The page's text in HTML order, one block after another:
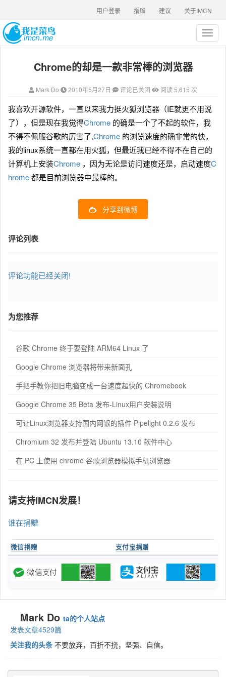
关于IMCN
建议
捐赠
用户登录
T
o
a
v
i
g
a
t
i
Chrome的却是一款非常棒的浏览器
Mark Do 2010年5月27日 评论已关闭 阅读 5,615 次
我喜欢开源软件，一直以来我力挺火狐浏览器（IE就更不用说
了），但是现在我觉得Chrome 的确是一个了不起的软件，我
不得不佩服谷歌的厉害了,Chrome 的浏览速度的确非常的快，
我的linux系统一直都在用火狐，但最近我已经不得不在自己的
计算机上安装Chrome ，因为无论是访问速度还是，启动速度C
hrome都是目前浏览器中最棒的。
分享到微博
评论列表
评论功能已经关闭!
为您推荐
谷歌 Chrome 终于要登陆 ARM64 Linux 了
Google Chrome 浏览器将带来新面孔
手把手教你把旧电脑变成一台速度超快的 Chromebook
Google Chrome 35 Beta 发布-Linux用户安装说明
可让Linux浏览器支持国内网银的插件 Pipelight 0.2.6 发布
Chromium 32 发布并登陆 Ubuntu 13.10 软件中心
在 PC 上使用 chrome 谷歌浏览器模拟手机浏览器
请支持IMCN发展！
谁在捐赠
微信捐赠 支付宝捐赠
Mark Do ta的个人站点
发表文章4529篇
关注我的头条 不要放弃，百折不挠，坚强、自信。